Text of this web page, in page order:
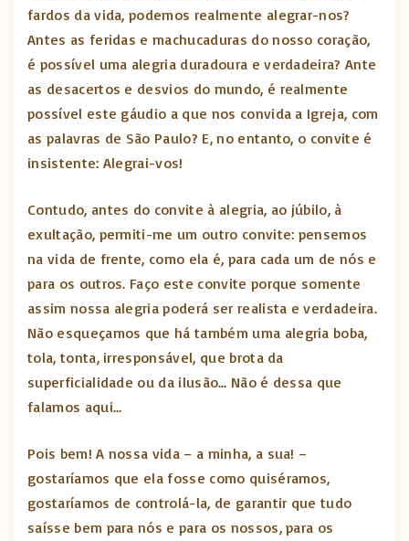
fardos da vida, podemos realmente alegrar-nos?
Antes as feridas e machucaduras do nosso coração,
é possível uma alegria duradoura e verdadeira? Ante
as desacertos e desvios do mundo, é realmente
possível este gáudio a que nos convida a Igreja, com
as palavras de São Paulo? E, no entanto, o convite é
insistente: Alegrai-vos!
Contudo, antes do convite à alegria, ao júbilo, à
exultação, permiti-me um outro convite: pensemos
na vida de frente, como ela é, para cada um de nós e
para os outros. Faço este convite porque somente
assim nossa alegria poderá ser realista e verdadeira.
Não esqueçamos que há também uma alegria boba,
tola, tonta, irresponsável, que brota da
superficialidade ou da ilusão… Não é dessa que
falamos aqui…
Pois bem! A nossa vida – a minha, a sua! –
gostaríamos que ela fosse como quiséramos,
gostaríamos de controlá-la, de garantir que tudo
saísse bem para nós e para os nossos, para os